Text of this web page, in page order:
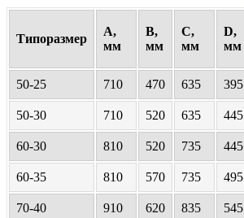
Типоразмер
A,
мм
B,
мм
C,
мм
D,
мм
50-25 710 470 635 395
50-30 710 520 635 445
60-30 810 520 735 445
60-35 810 570 735 495
70-40 910 620 835 545